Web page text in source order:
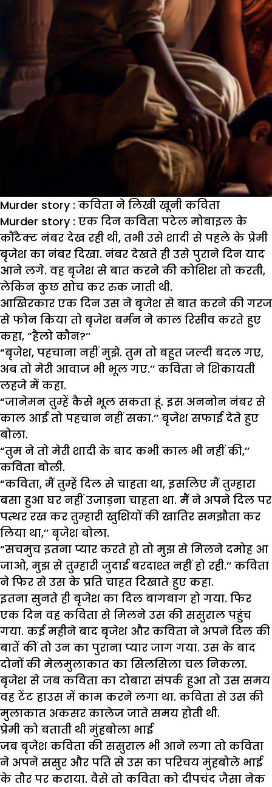
Murder story : कविता ने लिखी खूनी कविता
Murder story : एक दिन कविता पटेल मोबाइल के
कौंटैक्ट नंबर देख रही थी, तभी उसे शादी से पहले के प्रेमी
बृजेश का नंबर दिखा. नंबर देखते ही उसे पुराने दिन याद
आने लगे. वह बृजेश से बात करने की कोशिश तो करती,
लेकिन कुछ सोच कर रुक जाती थी.
आखिरकार एक दिन उस ने बृजेश से बात करने की गरज
से फोन किया तो बृजेश बर्मन ने काल रिसीव करते हुए
कहा, “हैलो कौन?’’
“बृजेश, पहचाना नहीं मुझे. तुम तो बहुत जल्दी बदल गए,
अब तो मेरी आवाज भी भूल गए.’’ कविता ने शिकायती
लहजे में कहा.
“जानेमन तुम्हें कैसे भूल सकता हूं. इस अननोन नंबर से
काल आई तो पहचान नहीं सका.’’ बृजेश सफाई देते हुए
बोला.
“तुम ने तो मेरी शादी के बाद कभी काल भी नहीं की,’’
कविता बोली.
“कविता, मैं तुम्हें दिल से चाहता था, इसलिए मैं तुम्हारा
बसा हुआ घर नहीं उजाड़ना चाहता था. मैं ने अपने दिल पर
पत्थर रख कर तुम्हारी खुशियों की खातिर समझौता कर
लिया था,’’ बृजेश बोला.
“सचमुच इतना प्यार करते हो तो मुझ से मिलने दमोह आ
जाओ, मुझ से तुम्हारी जुदाई बरदाश्त नहीं हो रही.’’ कविता
ने फिर से उस के प्रति चाहत दिखाते हुए कहा.
इतना सुनते ही बृजेश का दिल बागबाग हो गया. फिर
एक दिन वह कविता से मिलने उस की ससुराल पहुंच
गया. कई महीने बाद बृजेश और कविता ने अपने दिल की
बातें कीं तो उन का पुराना प्यार जाग गया. उस के बाद
दोनों की मेलमुलाकात का सिलसिला चल निकला.
बृजेश से जब कविता का दोबारा संपर्क हुआ तो उस समय
वह टेंट हाउस में काम करने लगा था. कविता से उस की
मुलाकात अकसर कालेज जाते समय होती थी.
प्रेमी को बताती थी मुंहबोला भाई
जब बृजेश कविता की ससुराल भी आने लगा तो कविता
ने अपने ससुर और पति से उस का परिचय मुंहबोले भाई
के तौर पर कराया. वैसे तो कविता को दीपचंद जैसा नेक